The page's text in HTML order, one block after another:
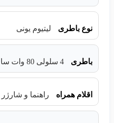
نوع باطری لیتیوم یونی
باطری 4 سلولی 80 وات ساعت
اقلام همراه راهنما و شارژر